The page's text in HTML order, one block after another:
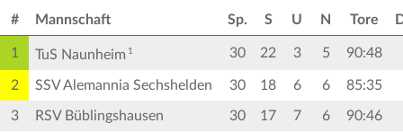
# Mannschaft Sp. S U N Tore
1 TuS Naunheim 1 30 22 3 5 90:48
2 SSV Alemannia Sechshelden 30 18 6 6 85:35
3 RSV Büblingshausen 30 17 7 6 90:46